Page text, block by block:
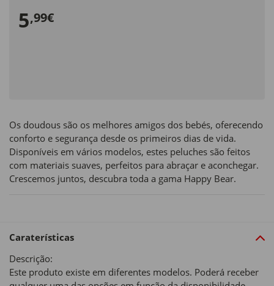
5,99€
Os doudous são os melhores amigos dos bebés, oferecendo
conforto e segurança desde os primeiros dias de vida.
Disponíveis em vários modelos, estes peluches são feitos
com materiais suaves, perfeitos para abraçar e aconchegar.
Crescemos juntos, descubra toda a gama Happy Bear.
Caraterísticas
Descrição:
Este produto existe em diferentes modelos. Poderá receber